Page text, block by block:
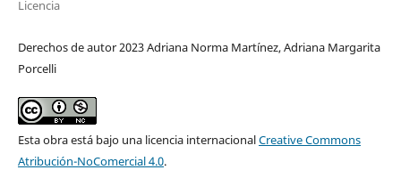
Licencia
Derechos de autor 2023 Adriana Norma Martínez, Adriana Margarita
Porcelli
Esta obra está bajo una licencia internacionalCreative Commons
Atribución-NoComercial 4.0.